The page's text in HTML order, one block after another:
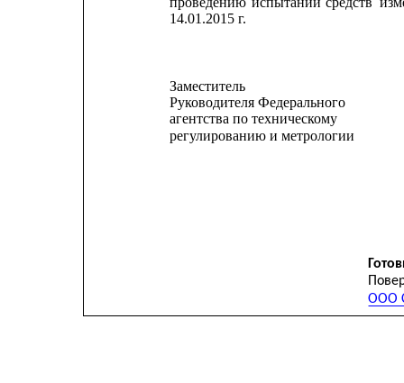
14.01.2015 г.
Заместитель
Руководителя Федерального
агентства по техническому
регулированию и метрологии
ООО